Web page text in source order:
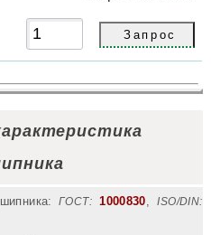
ГОСТ: 1000830,ISO/DIN: